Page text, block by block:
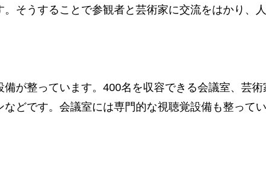
そうすることで参観者と芸術家に交流をはかり、
が整っています。400名を収容できる会議室、芸
どです。会議室には専門的な視聴覚設備も整って